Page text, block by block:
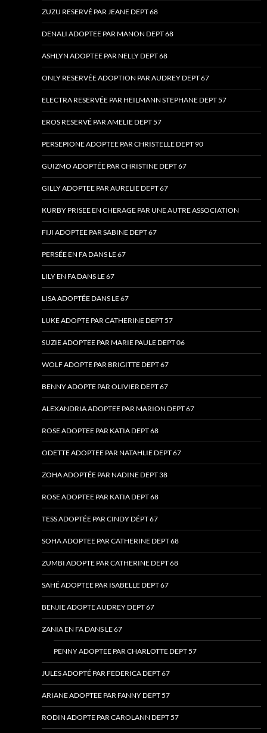
ZUZU RESERVÉ PAR JEANE DEPT 68
DENALI ADOPTEE PAR MANON DEPT 68
ASHLYN ADOPTEE PAR NELLY DEPT 68
ONLY RESERVÉE ADOPTION PAR AUDREY DEPT 67
ELECTRA RESERVÉE PAR HEILMANN STEPHANE DEPT 57
EROS RESERVÉ PAR AMELIE DEPT 57
PERSEPIONE ADOPTEE PAR CHRISTELLE DEPT 90
GUIZMO ADOPTÉE PAR CHRISTINE DEPT 67
GILLY ADOPTEE PAR AURELIE DEPT 67
KURBY PRISEE EN CHERAGE PAR UNE AUTRE ASSOCIATION
FIJI ADOPTEE PAR SABINE DEPT 67
PERSÉE EN FA DANS LE 67
LILY EN FA DANS LE 67
LISA ADOPTÉE DANS LE 67
LUKE ADOPTE PAR CATHERINE DEPT 57
SUZIE ADOPTEE PAR MARIE PAULE DEPT 06
WOLF ADOPTE PAR BRIGITTE DEPT 67
BENNY ADOPTE PAR OLIVIER DEPT 67
ALEXANDRIA ADOPTEE PAR MARION DEPT 67
ROSE ADOPTEE PAR KATIA DEPT 68
ODETTE ADOPTEE PAR NATAHLIE DEPT 67
ZOHA ADOPTÉE PAR NADINE DEPT 38
ROSE ADOPTEE PAR KATIA DEPT 68
TESS ADOPTÉE PAR CINDY DÉPT 67
SOHA ADOPTEE PAR CATHERINE DEPT 68
ZUMBI ADOPTE PAR CATHERINE DEPT 68
SAHÉ ADOPTEE PAR ISABELLE DEPT 67
BENJIE ADOPTE AUDREY DEPT 67
ZANIA EN FA DANS LE 67
PENNY ADOPTEE PAR CHARLOTTE DEPT 57
JULES ADOPTÉ PAR FEDERICA DEPT 67
ARIANE ADOPTEE PAR FANNY DEPT 57
RODIN ADOPTE PAR CAROLANN DEPT 57